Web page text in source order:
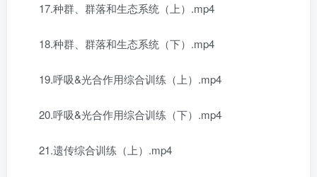
17.种群、群落和生态系统（上）.mp4
18.种群、群落和生态系统（下）.mp4
19.呼吸&光合作用综合训练（上）.mp4
20.呼吸&光合作用综合训练（下）.mp4
21.遗传综合训练（上）.mp4